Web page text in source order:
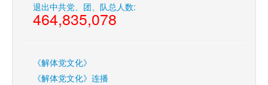
退出中共党、团、队总人数:
464,835,078
《解体党文化》
《解体党文化》连播